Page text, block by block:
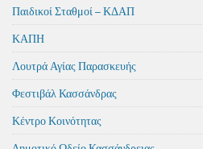
Παιδικοί Σταθμοί – ΚΔΑΠ
ΚΑΠΗ
Λουτρά Αγίας Παρασκευής
Φεστιβάλ Κασσάνδρας
Κέντρο Κοινότητας